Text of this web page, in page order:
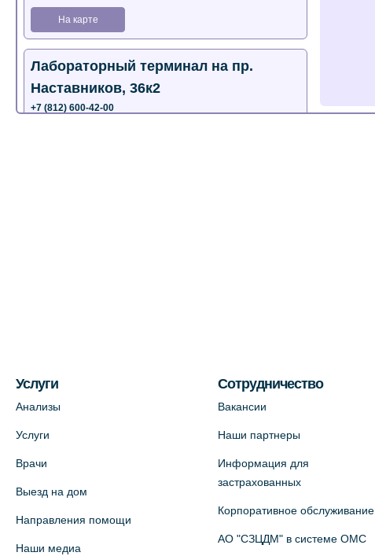
На карте
Лабораторный терминал на пр.
Наставников, 36к2
+7 (812) 600-42-00
+7 (812) 660-73-69
На карте
Услуги
Анализы
Услуги
Врачи
Выезд на дом
Направления помощи
Наши медиа
Сотрудничество
Вакансии
Наши партнеры
Информация для
застрахованных
Корпоративное обслуживание
АО "СЗЦДМ" в системе ОМС